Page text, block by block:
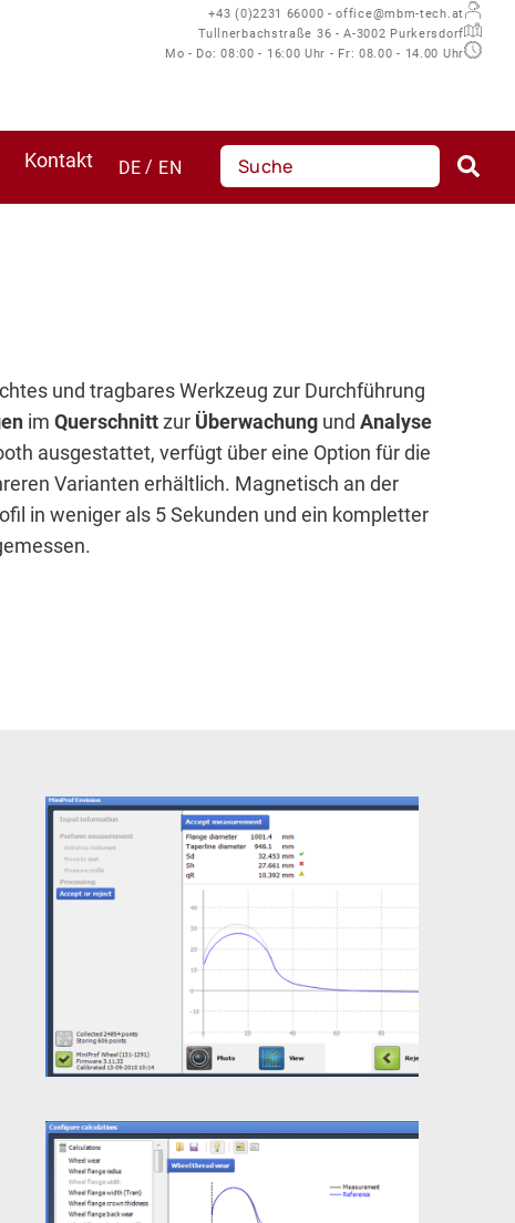
+43 (0)2231 66000 - office@mbm-tech.at
Tullnerbachstraße 36 - A-3002 Purkersdorf
Mo - Do: 08:00 - 16:00 Uhr - Fr: 08.00 - 14.00 Uhr
Kontakt DE EN
und tragbares Werkzeug zur Durchführung
imQuerschnittzur Überwachung undAnalyse
ausgestattet, verfügt über eine Option für die
Varianten erhältlich. Magnetisch an der
in weniger als 5 Sekunden und ein kompletter